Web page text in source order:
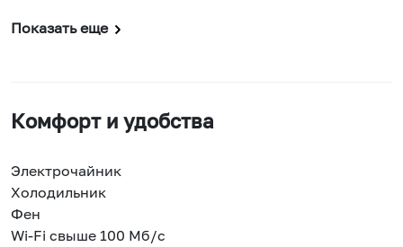
Показать еще
Комфорт и удобства
Электрочайник
Холодильник
Фен
Wi-Fi свыше 100 Мб/с